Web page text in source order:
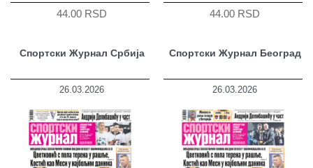
44.00 RSD 44.00 RSD
Спортски Журнал Србија
26.03.2026
Спортски Журнал Београд
26.03.2026